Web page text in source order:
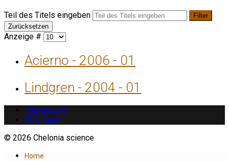
Teil des Titels eingeben
Filter
Zurücksetzen
Anzeige #
Acierno - 2006 - 01
Lindgren - 2004 - 01
Impressum
RSS Feed
© 2026 Chelonia science
Home